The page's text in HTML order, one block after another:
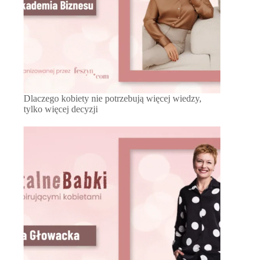
Dlaczego kobiety nie potrzebują więcej wiedzy,
tylko więcej decyzji